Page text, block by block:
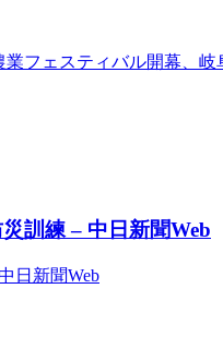
フェスティバル開幕、
訓練 – 中日新聞Web
日新聞Web